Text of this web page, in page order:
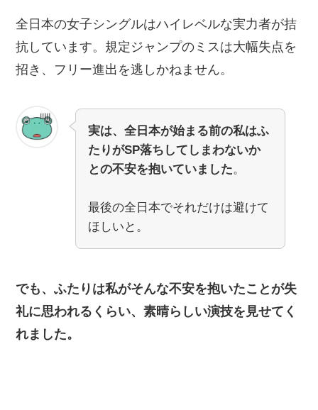
全日本の女子シングルはハイレベルな実力者が拮
抗しています。規定ジャンプのミスは大幅失点を
招き、フリー進出を逃しかねません。
実は、全日本が始まる前の私はふ
たりがSP落ちしてしまわないか
との不安を抱いていました。
最後の全日本でそれだけは避けて
ほしいと。
でも、ふたりは私がそんな不安を抱いたことが失
礼に思われるくらい、素晴らしい演技を見せてく
れました。